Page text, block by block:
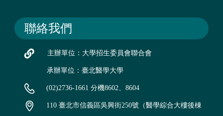
聯絡我們
主辦單位：大學招生委員會聯合會
承辦單位：臺北醫學大學
(02)2736-1661 分機8602、8604
110 臺北市信義區吳興街250號（醫學綜合大樓後棟